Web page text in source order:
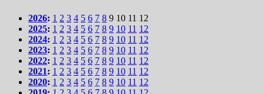
2026: 1 2 3 4 5 6 7 8 9 10 11 12
2025: 1 2 3 4 5 6 7 8 9 10 11 12
2024: 1 2 3 4 5 6 7 8 9 10 11 12
2023: 1 2 3 4 5 6 7 8 9 10 11 12
2022: 1 2 3 4 5 6 7 8 9 10 11 12
2021: 1 2 3 4 5 6 7 8 9 10 11 12
2020: 1 2 3 4 5 6 7 8 9 10 11 12